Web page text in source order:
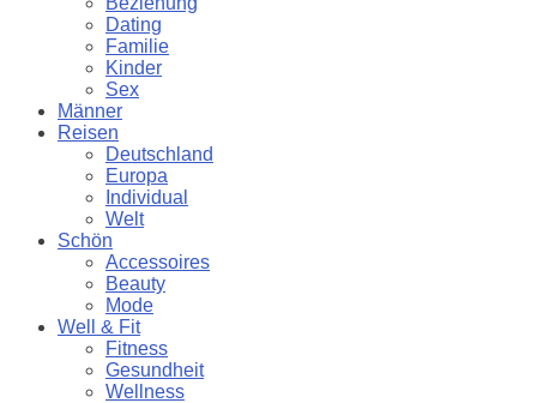
Dating
Familie
Kinder
Sex
Männer
Reisen
Deutschland
Europa
Individual
Welt
Schön
Accessoires
Beauty
Mode
Well & Fit
Fitness
Gesundheit
Wellness